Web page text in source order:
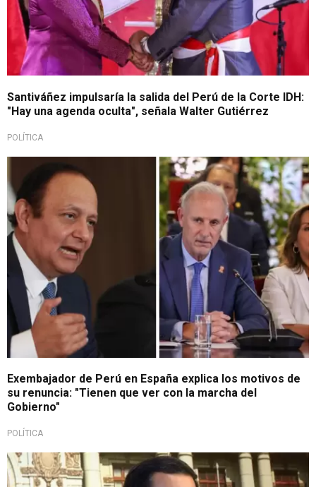
Santiváñez impulsaría la salida del Perú de la Corte IDH:
"Hay una agenda oculta", señala Walter Gutiérrez
POLÍTICA
Discrepancias con Cancillería y Presidencia
Exembajador de Perú en España explica los motivos de
su renuncia: "Tienen que ver con la marcha del
Gobierno"
POLÍTICA
Nuevo embajador